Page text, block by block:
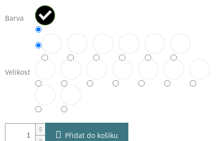
Barva
Velikost
Přidat do košíku